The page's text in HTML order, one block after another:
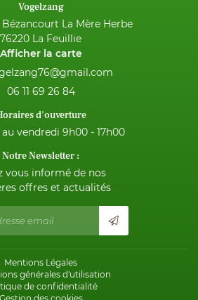
Vogelzang
La Mère Herbe
76220 La Feuillie
Afficher la carte
06 11 69 26 84
d'ouverture
vendredi 9h00 - 17h00
Notre Newsletter :
vous informé de nos
offres et actualités
Mentions Légales
générales d'utilisation
de confidentialité